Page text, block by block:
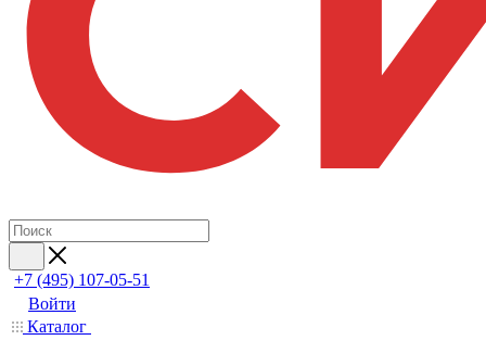
+7 (495) 107-05-51
Войти
Каталог